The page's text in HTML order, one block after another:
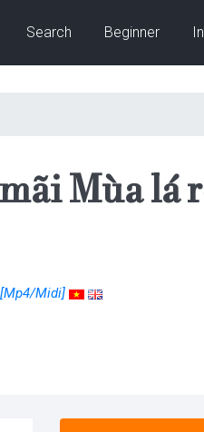
Search Beginner
Mùa lá
[Mp4/Midi]